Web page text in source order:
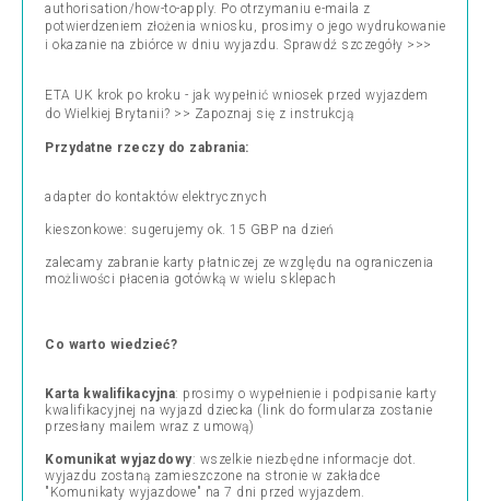
authorisation/how-to-apply. Po otrzymaniu e-maila z
potwierdzeniem złożenia wniosku, prosimy o jego wydrukowanie
i okazanie na zbiórce w dniu wyjazdu. Sprawdź szczegóły >>>
ETA UK krok po kroku - jak wypełnić wniosek przed wyjazdem
do Wielkiej Brytanii? >> Zapoznaj się z instrukcją
Przydatne rzeczy do zabrania:
adapter do kontaktów elektrycznych
kieszonkowe: sugerujemy ok. 15 GBP na dzień
zalecamy zabranie karty płatniczej ze względu na ograniczenia
możliwości płacenia gotówką w wielu sklepach
Co warto wiedzieć?
Karta kwalifikacyjna: prosimy o wypełnienie i podpisanie karty
kwalifikacyjnej na wyjazd dziecka (link do formularza zostanie
przesłany mailem wraz z umową)
Komunikat wyjazdowy: wszelkie niezbędne informacje dot.
wyjazdu zostaną zamieszczone na stronie w zakładce
"Komunikaty wyjazdowe" na 7 dni przed wyjazdem.